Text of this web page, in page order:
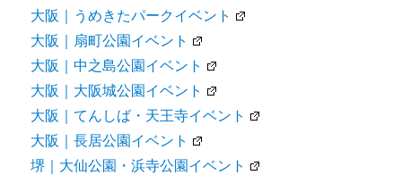
大阪｜うめきたパークイベント
大阪｜扇町公園イベント
大阪｜中之島公園イベント
大阪｜大阪城公園イベント
大阪｜てんしば・天王寺イベント
大阪｜長居公園イベント
堺｜大仙公園・浜寺公園イベント